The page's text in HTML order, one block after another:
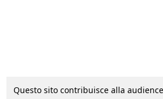
Questo sito contribuisce alla